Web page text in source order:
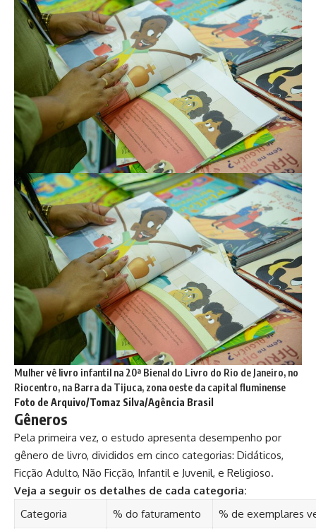
Mulher vê livro infantil na 20ª Bienal do Livro do Rio de Janeiro, no
Riocentro, na Barra da Tijuca, zona oeste da capital fluminense
Foto de Arquivo/Tomaz Silva/Agência Brasil
Gêneros
Pela primeira vez, o estudo apresenta desempenho por
gênero de livro, divididos em cinco categorias: Didáticos,
Ficção Adulto, Não Ficção, Infantil e Juvenil, e Religioso.
Veja a seguir os detalhes de cada categoria:
Categoria
% do faturamento % de exemplares